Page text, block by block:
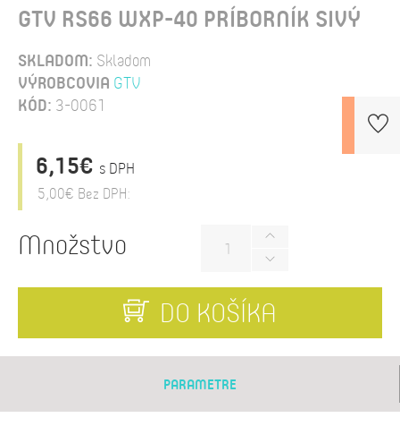
GTV RS66 WXP-40 PRÍBORNÍK SIVÝ
SKLADOM: Skladom
VÝROBCOVIA GTV
KÓD: 3-0061
6,15€ s DPH
5,00€ Bez DPH:
Množstvo
DO KOŠÍKA
PARAMETRE